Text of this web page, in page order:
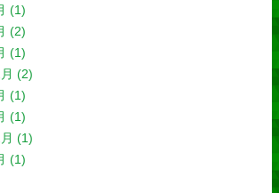
(1)
(2)
(1)
(2)
(1)
(1)
(1)
(1)